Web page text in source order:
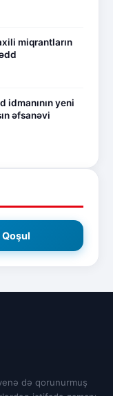
miqrantların
idmanının yeni
əfsanəvi
Qoşul
də qorunurmuş